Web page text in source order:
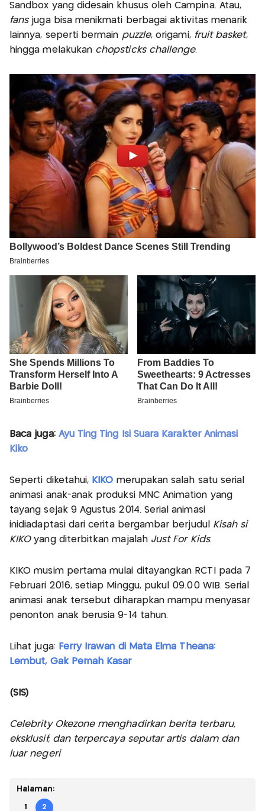
Sandbox yang didesain khusus oleh Campina. Atau,
fansjuga bisa menikmati berbagai aktivitas menarik
lainnya, seperti bermain puzzle, origami, fruit basket,
hingga melakukan chopsticks challenge.
Baca juga: Ayu Ting Ting Isi Suara Karakter Animasi
Kiko
Seperti diketahui, KIKO merupakan salah satu serial
animasi anak-anak produksi MNC Animation yang
tayang sejak 9 Agustus 2014. Serial animasi
inidiadaptasi dari cerita bergambar berjudul Kisah si
KIKOyang diterbitkan majalah Just For Kids.
KIKO musim pertama mulai ditayangkan RCTI pada 7
Februari 2016, setiap Minggu, pukul 09.00 WIB. Serial
animasi anak tersebut diharapkan mampu menyasar
penonton anak berusia 9-14 tahun.
Lihat juga: Ferry Irawan di Mata Elma Theana:
Lembut, Gak Pernah Kasar
(SIS)
Celebrity Okezone menghadirkan berita terbaru,
eksklusif, dan terpercaya seputar artis dalam dan
luar negeri
Halaman:
1 2